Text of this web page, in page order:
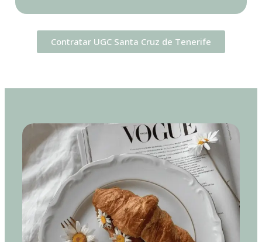
Contratar UGC Santa Cruz de Tenerife